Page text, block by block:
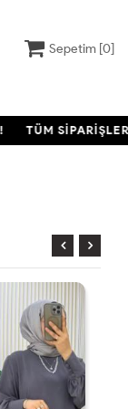
Sepetim [0]
TÜM